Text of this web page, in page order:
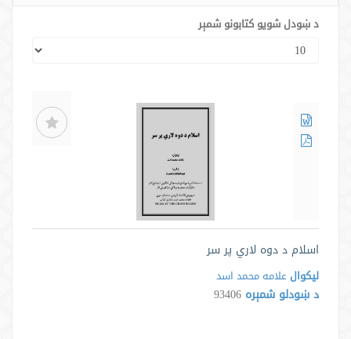
د ښودل شویو کتابونو شمېر
اسلام د دوه لاري پر سر
لیکوال علامه محمد اسد
د ښودلو شمېره 93406